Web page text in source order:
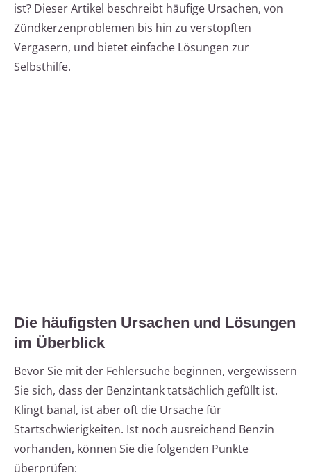
ist? Dieser Artikel beschreibt häufige Ursachen, von
Zündkerzenproblemen bis hin zu verstopften
Vergasern, und bietet einfache Lösungen zur
Selbsthilfe.
Die häufigsten Ursachen und Lösungen
im Überblick
Bevor Sie mit der Fehlersuche beginnen, vergewissern
Sie sich, dass der Benzintank tatsächlich gefüllt ist.
Klingt banal, ist aber oft die Ursache für
Startschwierigkeiten. Ist noch ausreichend Benzin
vorhanden, können Sie die folgenden Punkte
überprüfen: